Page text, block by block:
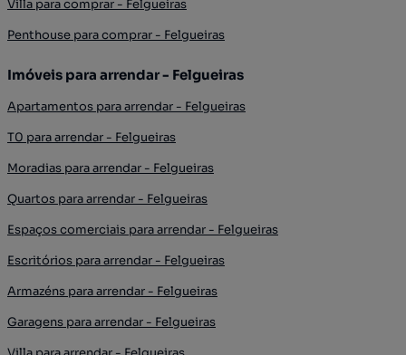
Villa para comprar - Felgueiras
Penthouse para comprar - Felgueiras
Imóveis para arrendar - Felgueiras
Apartamentos para arrendar - Felgueiras
T0 para arrendar - Felgueiras
Moradias para arrendar - Felgueiras
Quartos para arrendar - Felgueiras
Espaços comerciais para arrendar - Felgueiras
Escritórios para arrendar - Felgueiras
Armazéns para arrendar - Felgueiras
Garagens para arrendar - Felgueiras